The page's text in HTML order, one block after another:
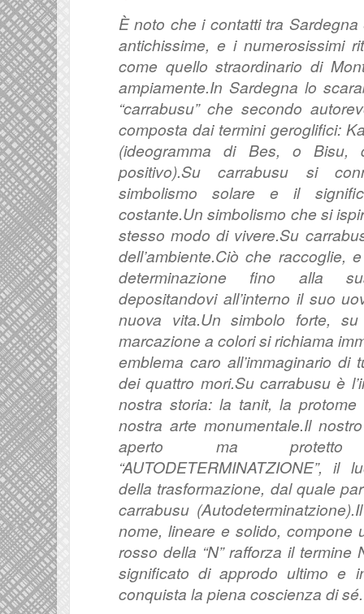
È noto che i contatti tra
antichissime, e i numerosissimi
come quello straordinario di
ampiamente.In Sardegna lo
“carrabusu” che secondo
composta dai termini geroglifici:
(ideogramma di Bes, o Bisu,
positivo).Su carrabusu si
simbolismo solare e il
costante.Un simbolismo che si
stesso modo di vivere.Su
dell’ambiente.Ciò che raccoglie,
determinazione fino alla
depositandovi all’interno il suo
nuova vita.Un simbolo forte,
marcazione a colori si richiama
emblema caro all’immaginario di
dei quattro mori.Su carrabusu è
nostra storia: la tanit, la
nostra arte monumentale.Il
aperto ma
“AUTODETERMINATZIONE”,
della trasformazione, dal quale
carrabusu (Autodeterminatzione).
nome, lineare e solido, compone
rosso della “N” rafforza il
significato di approdo ultimo e
conquista la piena coscienza di sé.